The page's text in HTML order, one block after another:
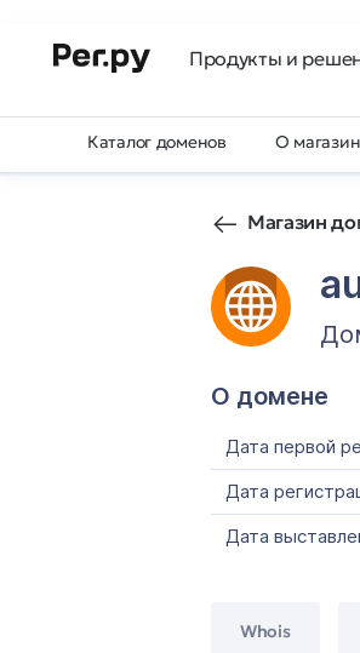
Продукты и
Каталог доменов О
Магазин
О домене
Дата первой
Дата
Дата
Whois